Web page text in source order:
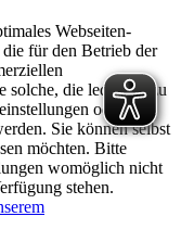
Webseiten-
für den Betrieb der
solche, die lediglich zu
oder zur
Sie können selbst
möchten. Bitte
womöglich nicht
stehen.